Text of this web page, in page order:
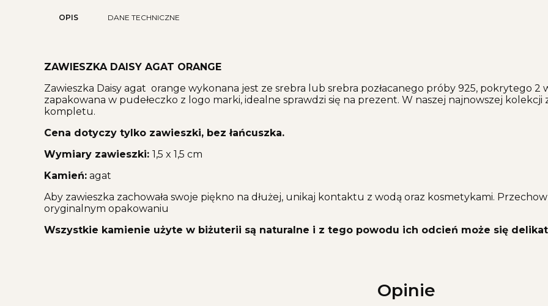
OPIS DANE TECHNICZNE
ZAWIESZKA DAISY AGAT ORANGE
Zawieszka Daisy agat orange wykonana jest ze srebra lub srebra pozłacanego próby 925, pokrytego 2
zapakowana w pudełeczko z logo marki, idealne sprawdzi się na prezent. W naszej najnowszej
kompletu.
Cena dotyczy tylko zawieszki, bez łańcuszka.
Wymiary zawieszki: 1,5 x 1,5 cm
Kamień: agat
Aby zawieszka zachowała swoje piękno na dłużej, unikaj kontaktu z wodą oraz kosmetykami.
oryginalnym opakowaniu
Wszystkie kamienie użyte w biżuterii są naturalne i z tego powodu ich odcień może się
Opinie